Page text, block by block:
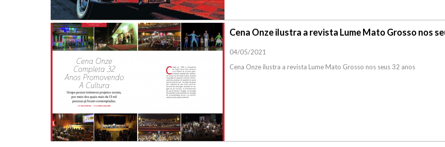
Cena Onze ilustra a revista Lume Mato Grosso nos
04/05/2021
Cena Onze ilustra a revista Lume Mato Grosso nos seus 32 anos